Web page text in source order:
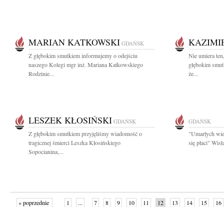
MARIAN KATKOWSKI GDAŃSK
Z głębokim smutkiem informujemy o odejściu
naszego Kolegi mgr inż. Mariana Katkowskiego
Rodzinie...
Nie umiera
głębokim
że...
LESZEK KŁOSIŃSKI GDAŃSK
Z głębokim smutkiem przyjęliśmy wiadomość o
tragicznej śmierci Leszka Kłosińskiego
Sopocianina,...
GDAŃSK
"Umarłych
się płaci"
« poprzednie 1 ... 7 8 9 10 11 12 13 14 15 16